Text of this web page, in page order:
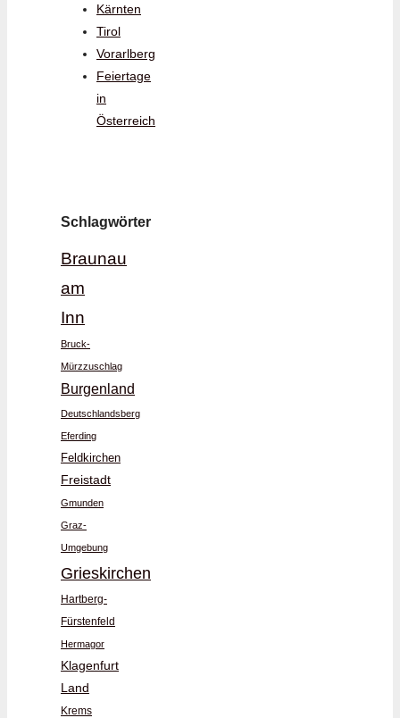
Kärnten
Tirol
Vorarlberg
Feiertage
in
Österreich
Schlagwörter
Braunau
am
Inn
Bruck-
Mürzzuschlag
Burgenland
Deutschlandsberg
Eferding
Feldkirchen
Freistadt
Gmunden
Graz-
Umgebung
Grieskirchen
Hartberg-
Fürstenfeld
Hermagor
Klagenfurt
Land
Krems